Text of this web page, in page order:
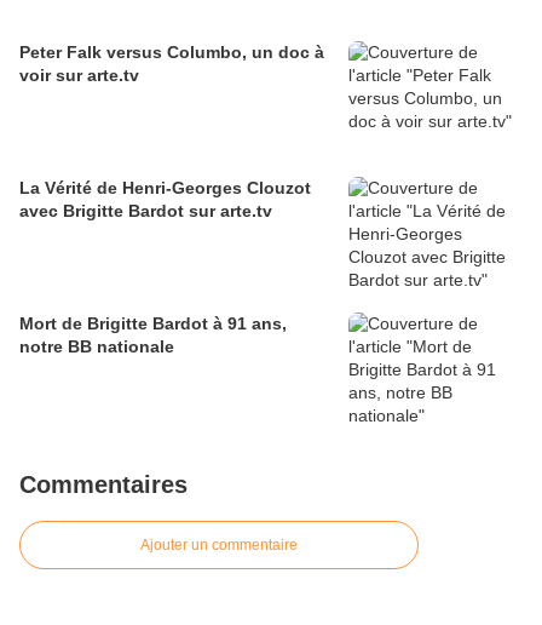
Peter Falk versus Columbo, un doc à
voir sur arte.tv
La Vérité de Henri-Georges Clouzot
avec Brigitte Bardot sur arte.tv
Mort de Brigitte Bardot à 91 ans,
notre BB nationale
Commentaires
Ajouter un commentaire